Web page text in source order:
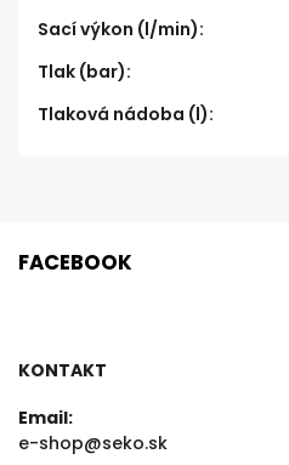
Sací výkon (l/min):
Tlak (bar):
Tlaková nádoba (l):
FACEBOOK
KONTAKT
Email:
e-shop@seko.sk